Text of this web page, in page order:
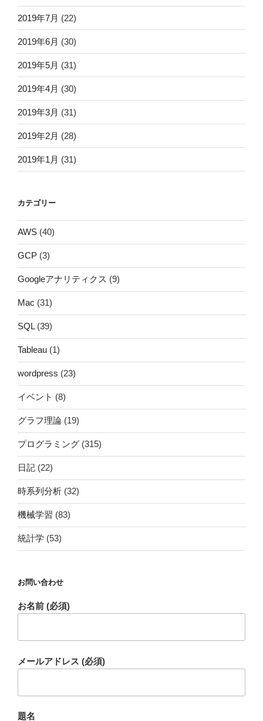
2019年7月 (22)
2019年6月 (30)
2019年5月 (31)
2019年4月 (30)
2019年3月 (31)
2019年2月 (28)
2019年1月 (31)
カテゴリー
AWS (40)
GCP (3)
Googleアナリティクス (9)
Mac (31)
SQL(39)
Tableau (1)
wordpress (23)
イベント (8)
グラフ理論 (19)
プログラミング (315)
日記 (22)
時系列分析 (32)
機械学習 (83)
統計学 (53)
お問い合わせ
お名前 (必須)
メールアドレス (必須)
題名